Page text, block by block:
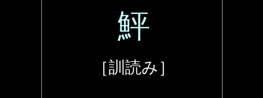
鮃
［訓読み］